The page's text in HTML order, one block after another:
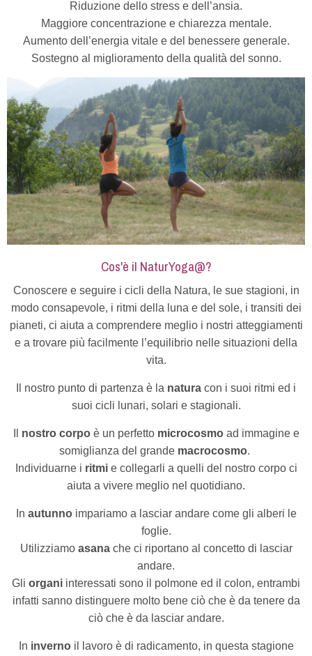
Riduzione dello stress e dell’ansia.
Maggiore concentrazione e chiarezza mentale.
Aumento dell’energia vitale e del benessere generale.
Sostegno al miglioramento della qualità del sonno.
Cos'è il NaturYoga@?
Conoscere e seguire i cicli della Natura, le sue stagioni, in
modo consapevole, i ritmi della luna e del sole, i transiti dei
pianeti, ci aiuta a comprendere meglio i nostri atteggiamenti
e a trovare più facilmente l’equilibrio nelle situazioni della
vita.
Il nostro punto di partenza è la natura con i suoi ritmi ed i
suoi cicli lunari, solari e stagionali.
nostro corpoè un perfetto microcosmoad immagine e
somiglianza del grande macrocosmo.
Individuarne i ritmie collegarli a quelli del nostro corpo ci
aiuta a vivere meglio nel quotidiano.
In autunnoimpariamo a lasciar andare come gli alberi le
foglie.
Utilizziamo asanache ci riportano al concetto di lasciar
andare.
Gli organi interessati sono il polmone ed il colon, entrambi
infatti sanno distinguere molto bene ciò che è da tenere da
ciò che è da lasciar andare.
In invernoil lavoro è di radicamento, in questa stagione